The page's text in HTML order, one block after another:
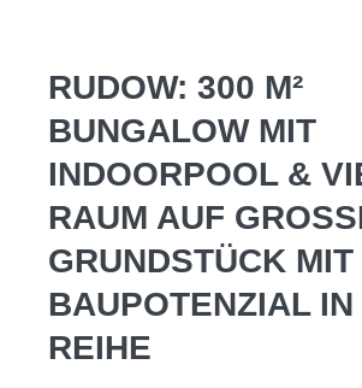
RUDOW: 300 M²
BUNGALOW MIT
INDOORPOOL &
RAUM AUF
RUNDSTÜCK MIT B
AUPOTENZIAL IN
EIHE